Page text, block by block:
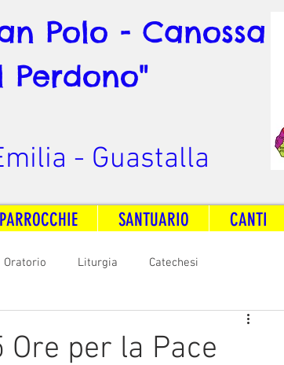
Polo - Canossa
Perdono"
- Guastalla
PARROCCHIE SANTUARIO CANTI
Oratorio Liturgia Catechesi
Radio Dream Together
per la Pace